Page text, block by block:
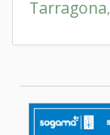
Tarragona,